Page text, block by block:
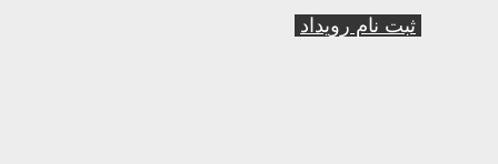
ثبت نام رویداد